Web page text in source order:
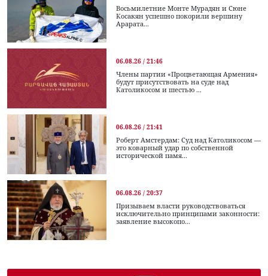
Восьмилетние Монте Мурадян и Сюне
Косакян успешно покорили вершину
Арарата...
06.08.26 / 21:46
Члены партии «Процветающая Армения»
будут присутствовать на суде над
Католикосом и шестью ...
06.08.26 / 21:41
Роберт Амстердам: Суд над Католикосом —
это коварный удар по собственной
исторической памя...
06.08.26 / 20:37
Призываем власти руководствоваться
исключительно принципами законности:
заявление высокопо...